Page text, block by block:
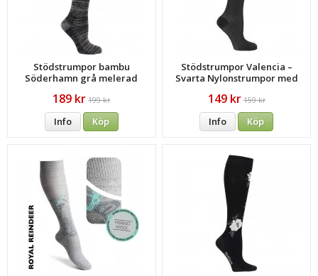
Stödstrumpor bambu
Söderhamn grå melerad
189 kr 199 kr
Info Köp
Stödstrumpor Valencia –
Svarta Nylonstrumpor med
149 kr 159 kr
Info Köp